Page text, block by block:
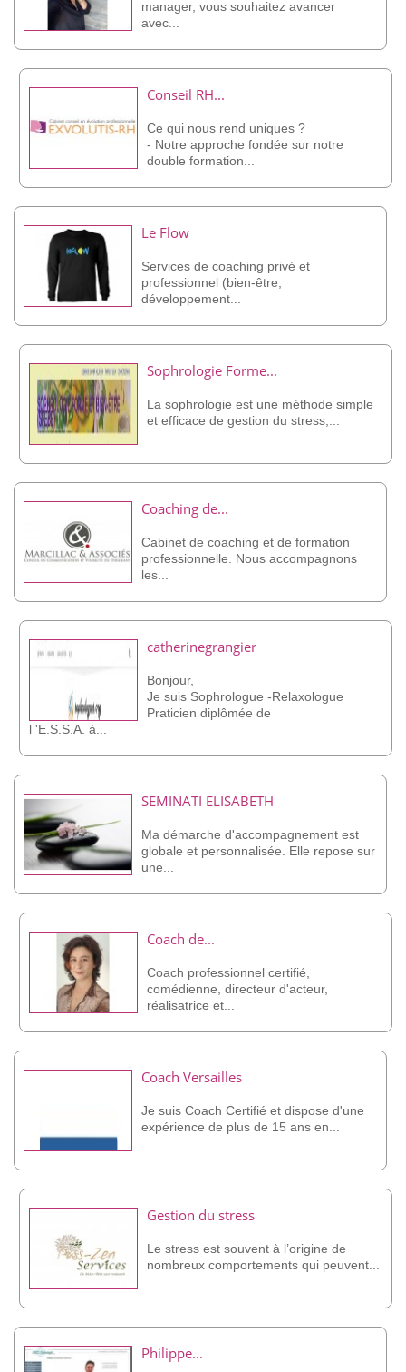
manager, vous souhaitez avancer
avec...
Conseil RH...
Ce qui nous rend uniques ?
- Notre approche fondée sur notre
double formation...
Le Flow
Services de coaching privé et
professionnel (bien-être,
développement...
Sophrologie Forme...
La sophrologie est une méthode simple
et efficace de gestion du stress,...
Coaching de...
Cabinet de coaching et de formation
professionnelle. Nous accompagnons
les...
catherinegrangier
Bonjour,
Je suis Sophrologue -Relaxologue
Praticien diplômée de
l 'E.S.S.A. à...
SEMINATI ELISABETH
Ma démarche d'accompagnement est
globale et personnalisée. Elle repose sur
une...
Coach de...
Coach professionnel certifié,
comédienne, directeur d'acteur,
réalisatrice et...
Coach Versailles
Je suis Coach Certifié et dispose d'une
expérience de plus de 15 ans en...
Gestion du stress
Le stress est souvent à l’origine de
nombreux comportements qui peuvent...
Philippe...